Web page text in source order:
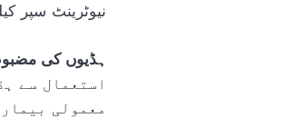
:نیوٹرینٹ سپر
ہڈیوں کی
استعمال سے
معمولی